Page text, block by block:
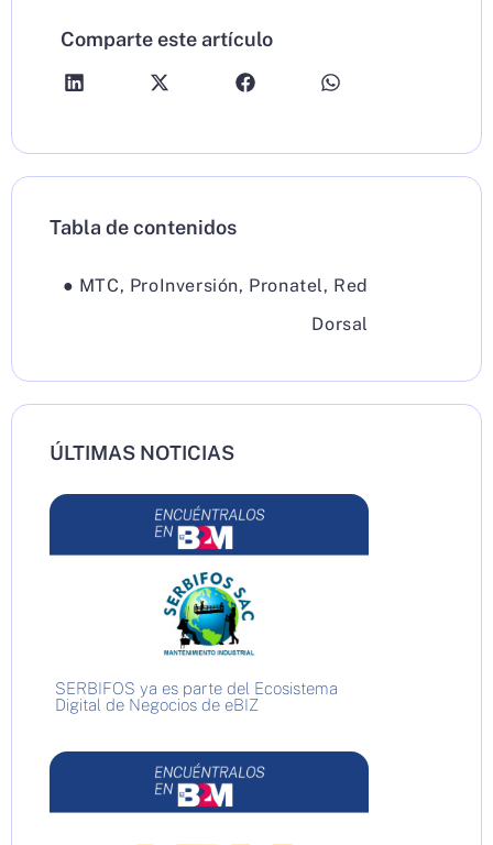
Comparte este artículo
Tabla de contenidos
● MTC, ProInversión, Pronatel, Red
Dorsal
ÚLTIMAS NOTICIAS
SERBIFOS ya es parte del Ecosistema
Digital de Negocios de eBIZ